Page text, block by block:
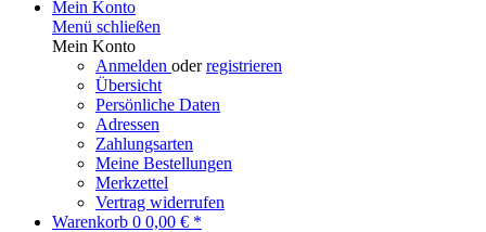
Mein Konto
Menü schließen
Mein Konto
Anmelden oderregistrieren
Übersicht
Persönliche Daten
Adressen
Zahlungsarten
Meine Bestellungen
Merkzettel
Vertrag widerrufen
Warenkorb 0 0,00 € *